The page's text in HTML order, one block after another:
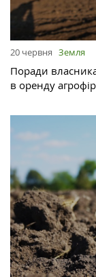
20 червня Земля
Поради
в оренду